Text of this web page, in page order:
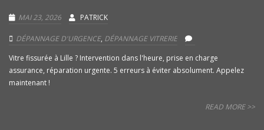
MAI 23, 2026 PATRICK
DÉPANNAGE D'URGENCE, DÉPANNAGE VITRERIE
Vitre fissurée à Lille ? Intervention dans l'heure, prise en charge
assurance, réparation urgente. 5 erreurs à éviter absolument. Appelez
maintenant !
READ MORE >>